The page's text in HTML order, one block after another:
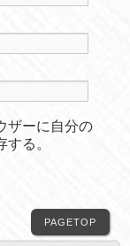
ザーに自分の
る。
PAGETOP